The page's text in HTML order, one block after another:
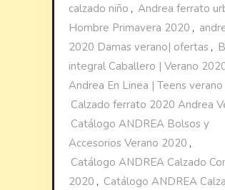
calzado niño , Andrea ferrato
Hombre Primavera 2020 ,
2020 Damas verano| ofertas ,
integral Caballero | Verano
Andrea En Linea | Teens
Calzado ferrato 2020 Andrea
Catálogo ANDREA Bolsos y
Accesorios Verano 2020 ,
Catálogo ANDREA Calzado
2020 , Catálogo ANDREA